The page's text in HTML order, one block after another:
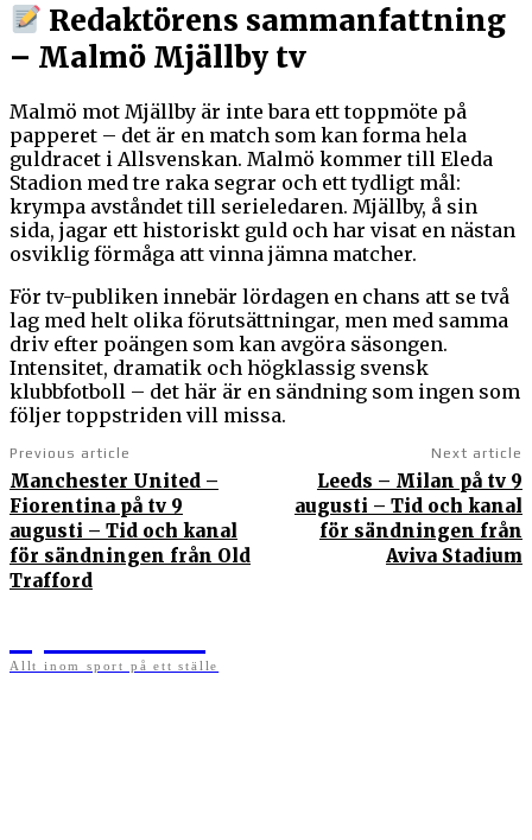
Redaktörens sammanfattning
– Malmö Mjällby tv
Malmö mot Mjällby är inte bara ett toppmöte på
papperet – det är en match som kan forma hela
guldracet i Allsvenskan. Malmö kommer till Eleda
Stadion med tre raka segrar och ett tydligt mål:
krympa avståndet till serieledaren. Mjällby, å sin
sida, jagar ett historiskt guld och har visat en nästan
osviklig förmåga att vinna jämna matcher.
För tv-publiken innebär lördagen en chans att se två
lag med helt olika förutsättningar, men med samma
driv efter poängen som kan avgöra säsongen.
Intensitet, dramatik och högklassig svensk
klubbfotboll – det här är en sändning som ingen som
följer toppstriden vill missa.
Previous article
Manchester United –
Fiorentina på tv 9
augusti – Tid och kanal
för sändningen från Old
Trafford
Next article
Leeds – Milan på tv 9
augusti – Tid och kanal
för sändningen från
Aviva Stadium
Allt inom sport på ett ställe